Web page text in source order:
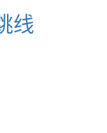
线